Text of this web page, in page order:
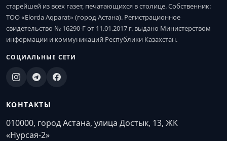
старейшей из всех газет, печатающихся в столице. Собственник:
ТОО «Elorda Aqparat» (город Астана). Регистрационное
свидетельство № 16290-Г от 11.01.2017 г. выдано Министерством
информации и коммуникаций Республики Казахстан.
СОЦИАЛЬНЫЕ СЕТИ
КОНТАКТЫ
010000, город Астана, улица Достык, 13, ЖК
«Нурсая-2»